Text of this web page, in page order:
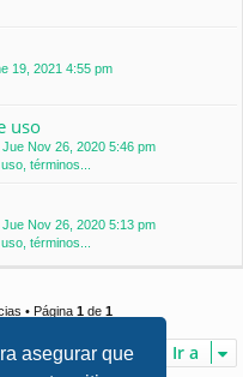
asegurar que
19, 2021 4:55 pm
uso
Jue Nov 26, 2020 5:46 pm
términos...
Jue Nov 26, 2020 5:13 pm
términos...
• Página 1de 1
Ir a